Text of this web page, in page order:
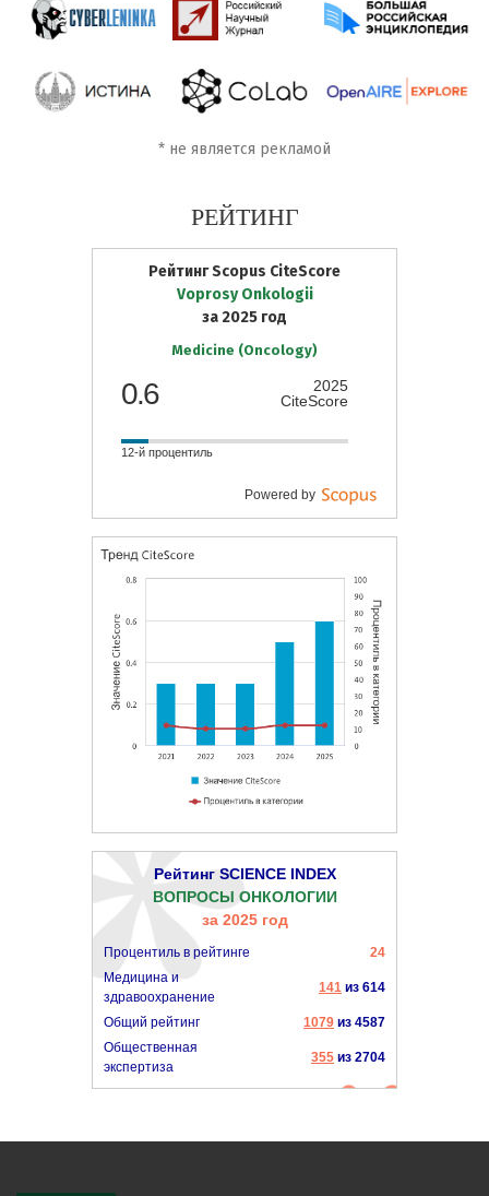
* не является рекламой
РЕЙТИНГ
Рейтинг Scopus CiteScore
Voprosy Onkologii
за 2025 год
Medicine (Oncology)
0.6
2025
CiteScore
12-й процентиль
Powered by
Рейтинг SCIENCE INDEX
ВОПРОСЫ ОНКОЛОГИИ
за 2025 год
Процентиль в рейтинге
24
Медицина и
здравоохранение
141из 614
Общий рейтинг 1079из 4587
Общественная
экспертиза
355из 2704